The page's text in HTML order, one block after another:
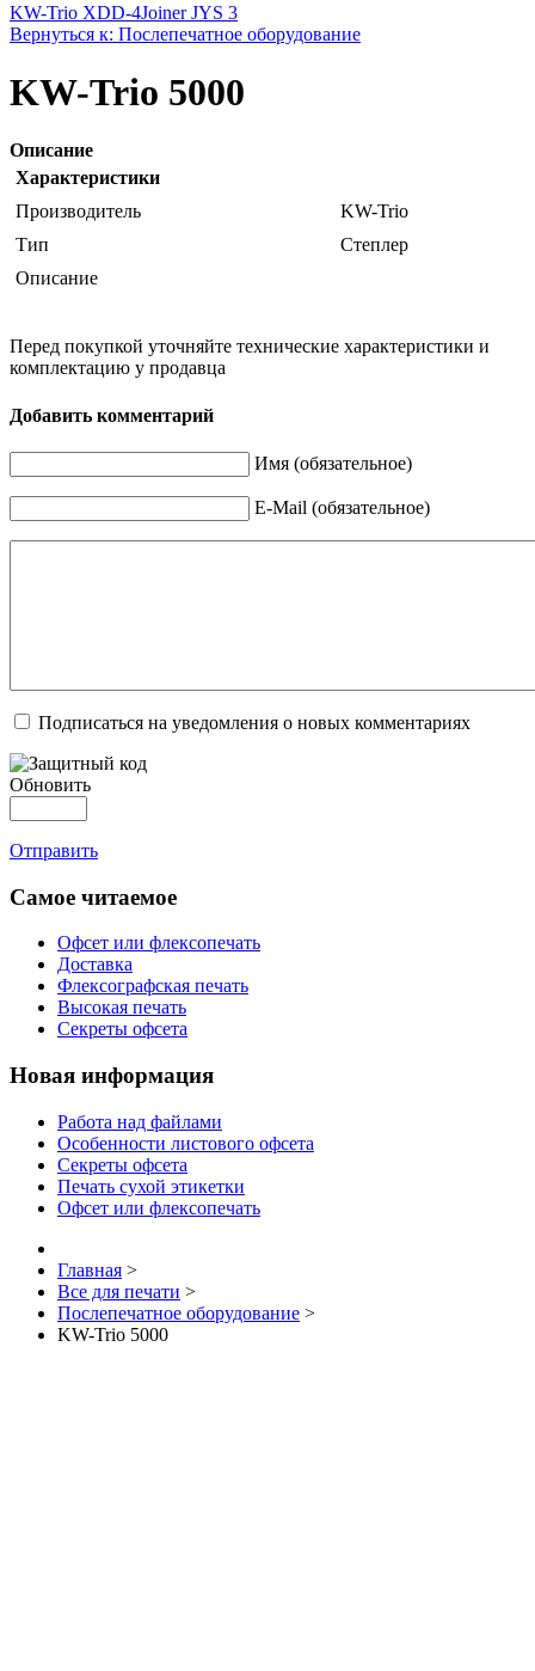
KW-Trio XDD-4Joiner JYS 3
Вернуться к: Послепечатное оборудование
KW-Trio 5000
Описание
Характеристики
Производитель
KW-Trio
Тип
Степлер
Описание
Перед покупкой уточняйте технические характеристики и
комплектацию у продавца
Добавить комментарий
Имя (обязательное)
E-Mail (обязательное)
Подписаться на уведомления о новых комментариях
Обновить
Отправить
Самое читаемое
Офсет или флексопечать
Доставка
Флексографская печать
Высокая печать
Секреты офсета
Новая информация
Работа над файлами
Особенности листового офсета
Секреты офсета
Печать сухой этикетки
Офсет или флексопечать
Главная >
Все для печати >
Послепечатное оборудование >
KW-Trio 5000